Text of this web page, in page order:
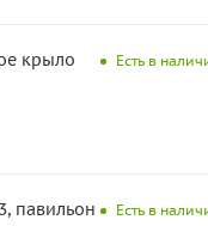
крыло
Есть в
павильон 17Есть в